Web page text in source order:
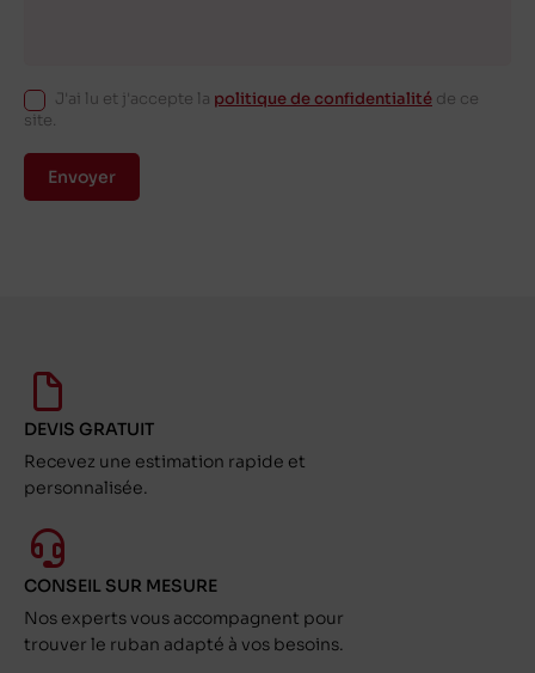
J'ai lu et j'accepte la politique de confidentialité de ce
site.
Envoyer
DEVIS GRATUIT
Recevez une estimation rapide et
personnalisée.
CONSEIL SUR MESURE
Nos experts vous accompagnent pour
trouver le ruban adapté à vos besoins.